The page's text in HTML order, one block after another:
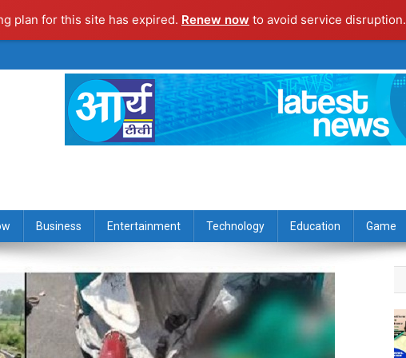
plan for this site has expired. Renew now to avoid service disruption.
Business Entertainment Technology Education Game